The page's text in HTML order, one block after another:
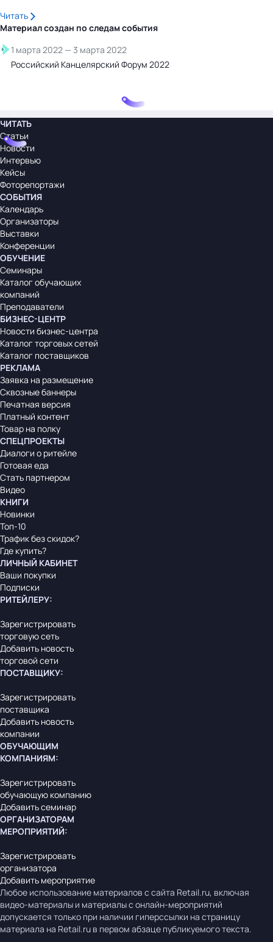
Читать
Материал создан по следамсобытия
1 марта 2022 — 3 марта 2022
Российский Канцелярский Форум 2022
ЧИТАТЬ
Статьи
Новости
Интервью
Кейсы
Фоторепортажи
СОБЫТИЯ
Календарь
Организаторы
Выставки
Конференции
ОБУЧЕНИЕ
Семинары
Каталог обучающих
компаний
Преподаватели
БИЗНЕС-ЦЕНТР
Новости бизнес-центра
Каталог торговых сетей
Каталог поставщиков
РЕКЛАМА
Заявка на размещение
Сквозные баннеры
Печатная версия
Платный контент
Товар на полку
СПЕЦПРОЕКТЫ
Диалоги о ритейле
Готовая еда
Стать партнером
Видео
КНИГИ
Новинки
Топ-10
Трафик без скидок?
Где купить?
ЛИЧНЫЙ КАБИНЕТ
Ваши покупки
Подписки
РИТЕЙЛЕРУ:
Зарегистрировать
торговую сеть
Добавить новость
торговой сети
ПОСТАВЩИКУ:
Зарегистрировать
поставщика
Добавить новость
компании
ОБУЧАЮЩИМ
КОМПАНИЯМ:
Зарегистрировать
обучающую компанию
Добавить семинар
ОРГАНИЗАТОРАМ
МЕРОПРИЯТИЙ:
Зарегистрировать
организатора
Добавить мероприятие
Любое использование материалов с сайта Retail.ru, включая
видео-материалы и материалы с онлайн-мероприятий
допускается только при наличии гиперссылки на страницу
материала на Retail.ru в первом абзаце публикуемого текста.